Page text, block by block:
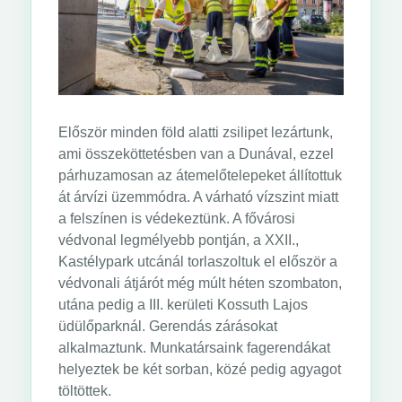
Először minden föld alatti zsilipet lezártunk,
ami összeköttetésben van a Dunával, ezzel
párhuzamosan az átemelőtelepeket állítottuk
át árvízi üzemmódra. A várható vízszint miatt
a felszínen is védekeztünk. A fővárosi
védvonal legmélyebb pontján, a XXII.,
Kastélypark utcánál torlaszoltuk el először a
védvonali átjárót még múlt héten szombaton,
utána pedig a III. kerületi Kossuth Lajos
üdülőparknál. Gerendás zárásokat
alkalmaztunk. Munkatársaink fagerendákat
helyeztek be két sorban, közé pedig agyagot
töltöttek.